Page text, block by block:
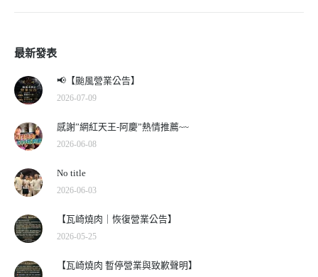
最新發表
📢【颱風營業公告】
2026-07-09
感謝”網紅天王-阿慶”熱情推薦~~
2026-06-08
No title
2026-06-03
【瓦崎燒肉｜恢復營業公告】
2026-05-25
【瓦崎燒肉 暫停營業與致歉聲明】